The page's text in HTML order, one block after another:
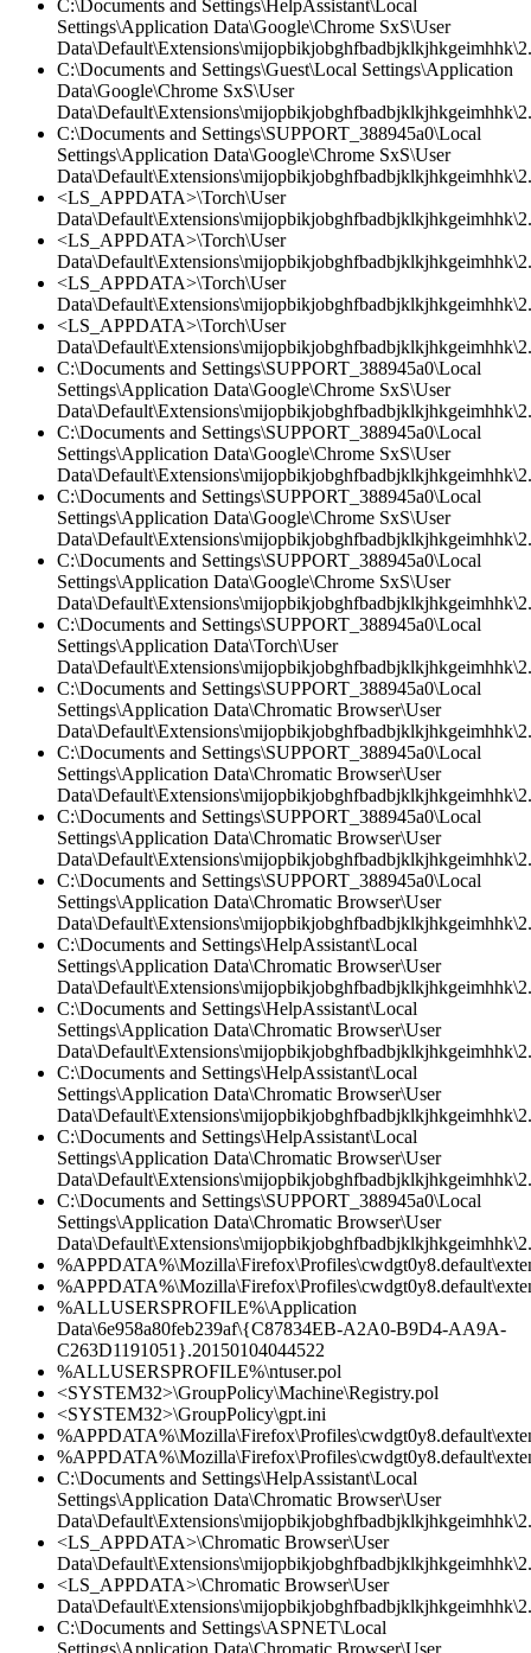
C:\Documents and Settings\HelpAssistant\Local
Settings\Application Data\Google\Chrome SxS\User
C:\Documents and Settings\Guest\Local Settings\Application
Data\Google\Chrome SxS\User
C:\Documents and Settings\SUPPORT_388945a0\Local
Settings\Application Data\Google\Chrome SxS\User
<LS_APPDATA>\Torch\User
<LS_APPDATA>\Torch\User
<LS_APPDATA>\Torch\User
<LS_APPDATA>\Torch\User
C:\Documents and Settings\SUPPORT_388945a0\Local
Settings\Application Data\Google\Chrome SxS\User
C:\Documents and Settings\SUPPORT_388945a0\Local
Settings\Application Data\Google\Chrome SxS\User
C:\Documents and Settings\SUPPORT_388945a0\Local
Settings\Application Data\Google\Chrome SxS\User
C:\Documents and Settings\SUPPORT_388945a0\Local
Settings\Application Data\Google\Chrome SxS\User
C:\Documents and Settings\SUPPORT_388945a0\Local
Settings\Application Data\Torch\User
C:\Documents and Settings\SUPPORT_388945a0\Local
Settings\Application Data\Chromatic Browser\User
C:\Documents and Settings\SUPPORT_388945a0\Local
Settings\Application Data\Chromatic Browser\User
C:\Documents and Settings\SUPPORT_388945a0\Local
Settings\Application Data\Chromatic Browser\User
C:\Documents and Settings\SUPPORT_388945a0\Local
Settings\Application Data\Chromatic Browser\User
C:\Documents and Settings\HelpAssistant\Local
Settings\Application Data\Chromatic Browser\User
C:\Documents and Settings\HelpAssistant\Local
Settings\Application Data\Chromatic Browser\User
C:\Documents and Settings\HelpAssistant\Local
Settings\Application Data\Chromatic Browser\User
C:\Documents and Settings\HelpAssistant\Local
Settings\Application Data\Chromatic Browser\User
C:\Documents and Settings\SUPPORT_388945a0\Local
Settings\Application Data\Chromatic Browser\User
%ALLUSERSPROFILE%\Application
Data\6e958a80feb239af\{C87834EB-A2A0-B9D4-AA9A-
C263D1191051}.20150104044522
%ALLUSERSPROFILE%\ntuser.pol
<SYSTEM32>\GroupPolicy\Machine\Registry.pol
<SYSTEM32>\GroupPolicy\gpt.ini
C:\Documents and Settings\HelpAssistant\Local
Settings\Application Data\Chromatic Browser\User
<LS_APPDATA>\Chromatic Browser\User
<LS_APPDATA>\Chromatic Browser\User
C:\Documents and Settings\ASPNET\Local